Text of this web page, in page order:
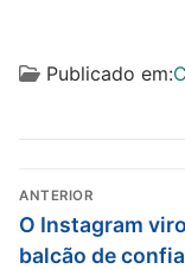
Publicado em:
ANTERIOR
O Instagram
balcão de